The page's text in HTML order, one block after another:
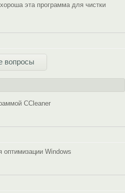
эта программа для чистки
вопросы
CCleaner
Windows